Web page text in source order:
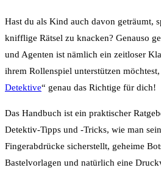
Hast du als Kind auch davon geträumt,
knifflige Rätsel zu knacken? Genauso
und Agenten ist nämlich ein zeitloser
ihrem Rollenspiel unterstützen
Detektive“ genau das Richtige für dich!
Das Handbuch ist ein praktischer
Detektiv-Tipps und -Tricks, wie man
Fingerabdrücke sicherstellt, geheime
Bastelvorlagen und natürlich eine